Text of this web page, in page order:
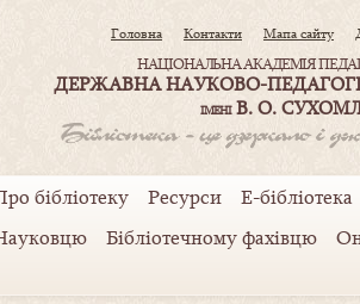
Головна Контакти Мапа сайту
НАЦІОНАЛЬНА АКАДЕМІЯ
ДЕРЖАВНА НАУКОВО-
ІМЕНІВ. О.
бібліотеку Ресурси Е-бібліотека
Бібліотечному фахівцю